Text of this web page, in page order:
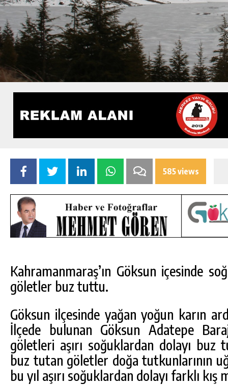
585 views
Kahramanmaraş’ın Göksun içesinde
göletler buz tuttu.
Göksun ilçesinde yağan yoğun karın
İlçede bulunan Göksun Adatepe
göletleri aşırı soğuklardan dolayı buz
buz tutan göletler doğa tutkunlarının
bu yıl aşırı soğuklardan dolayı farklı